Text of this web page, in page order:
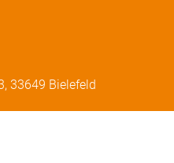
33649 Bielefeld